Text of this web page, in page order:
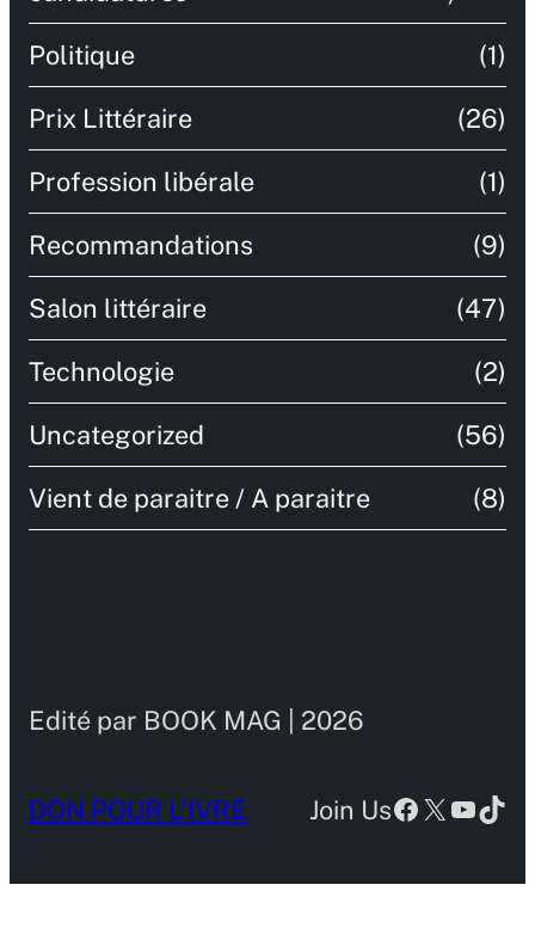
Politique (1)
Prix Littéraire (26)
Profession libérale (1)
Recommandations (9)
Salon littéraire (47)
Technologie (2)
Uncategorized (56)
Vient de paraitre / A paraitre (8)
Edité par BOOK MAG | 2026
DON POUR L’IVRE Join UsFacebook
X